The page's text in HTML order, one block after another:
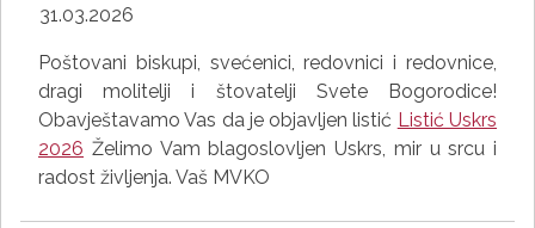
31.03.2026
Poštovani biskupi, svećenici, redovnici i redovnice,
dragi molitelji i štovatelji Svete Bogorodice!
Obavještavamo Vas da je objavljen listić Listić Uskrs
2026 Želimo Vam blagoslovljen Uskrs, mir u srcu i
radost življenja. Vaš MVKO